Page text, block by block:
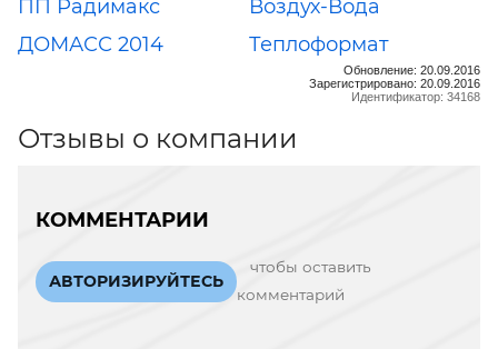
ПП Радимакс
Воздух-Вода
ДОМАСС 2014
Теплоформат
Обновление: 20.09.2016
Зарегистрировано: 20.09.2016
Идентификатор: 34168
Отзывы о компании
КОММЕНТАРИИ
АВТОРИЗИРУЙТЕСЬ
чтобы оставить
комментарий